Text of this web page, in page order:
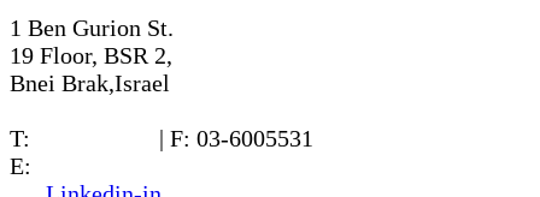
1 Ben Gurion St.
19 Floor, BSR 2,
Bnei Brak,Israel
T:
| F: 03-6005531
E: